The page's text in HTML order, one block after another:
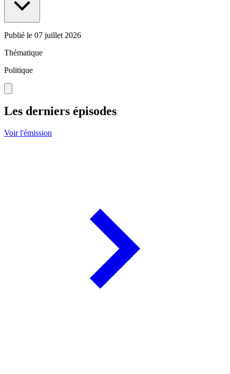
Publié le 07 juillet 2026
Thématique
Politique
Les derniers épisodes
Voir l'émission